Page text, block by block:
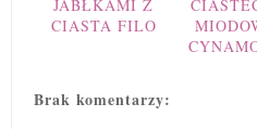
JABŁKAMI Z
CIASTA FILO
Brak komentarzy: